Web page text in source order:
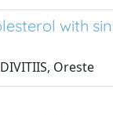
with
Oreste